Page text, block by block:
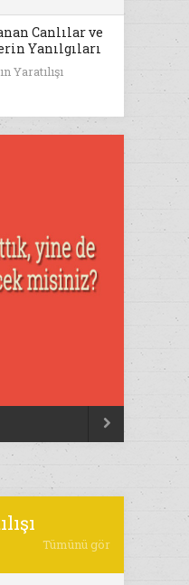
Canlılar ve
Yanılgıları
Yaratılışı

Tümünü gör